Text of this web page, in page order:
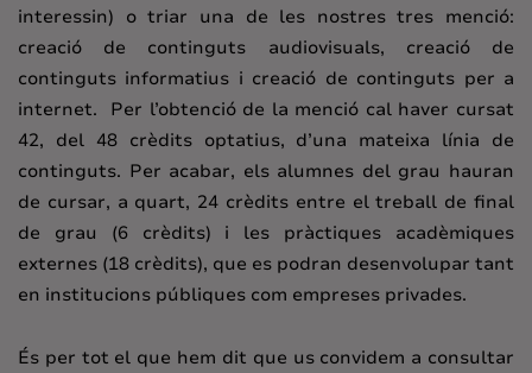
interessin) o triar una de les nostres tres menció:
creació de continguts audiovisuals, creació de
continguts informatius i creació de continguts per a
internet. Per l’obtenció de la menció cal haver cursat
42, del 48 crèdits optatius, d’una mateixa línia de
continguts. Per acabar, els alumnes del grau hauran
de cursar, a quart, 24 crèdits entre el treball de final
de grau (6 crèdits) i les pràctiques acadèmiques
externes (18 crèdits), que es podran desenvolupar tant
en institucions públiques com empreses privades.
És per tot el que hem dit que us convidem a consultar